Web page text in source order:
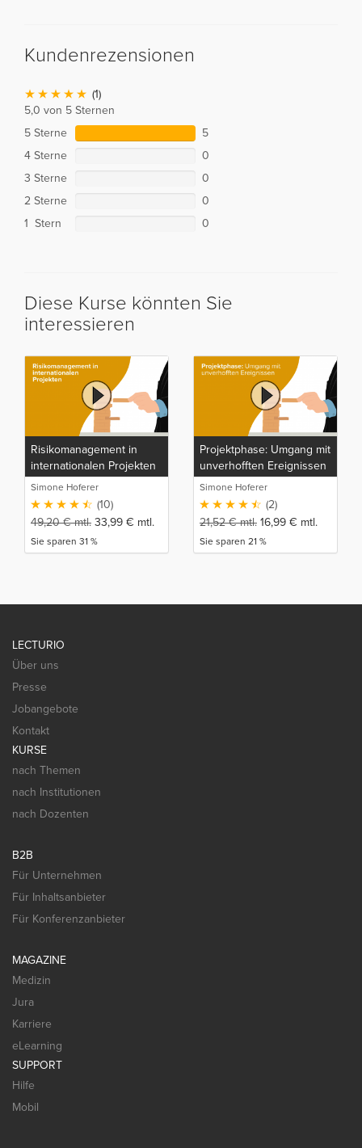
Kundenrezensionen
(1)
5,0 von 5 Sternen
5 Sterne
5
4 Sterne
0
3 Sterne
0
2 Sterne
0
1 Stern
0
Diese Kurse könnten Sie
interessieren
Risikomanagement in
internationalen Projekten
Simone Hoferer
(10)
49,20€mtl. 33,99 € mtl.
Sie sparen 31 %
Projektphase: Umgang mit
unverhofften Ereignissen
Simone Hoferer
(2)
21,52€mtl. 16,99 € mtl.
Sie sparen 21 %
LECTURIO
Über uns
Presse
Jobangebote
Kontakt
KURSE
nach Themen
nach Institutionen
nach Dozenten
B2B
Für Unternehmen
Für Inhaltsanbieter
Für Konferenzanbieter
MAGAZINE
Medizin
Jura
Karriere
eLearning
SUPPORT
Hilfe
Mobil